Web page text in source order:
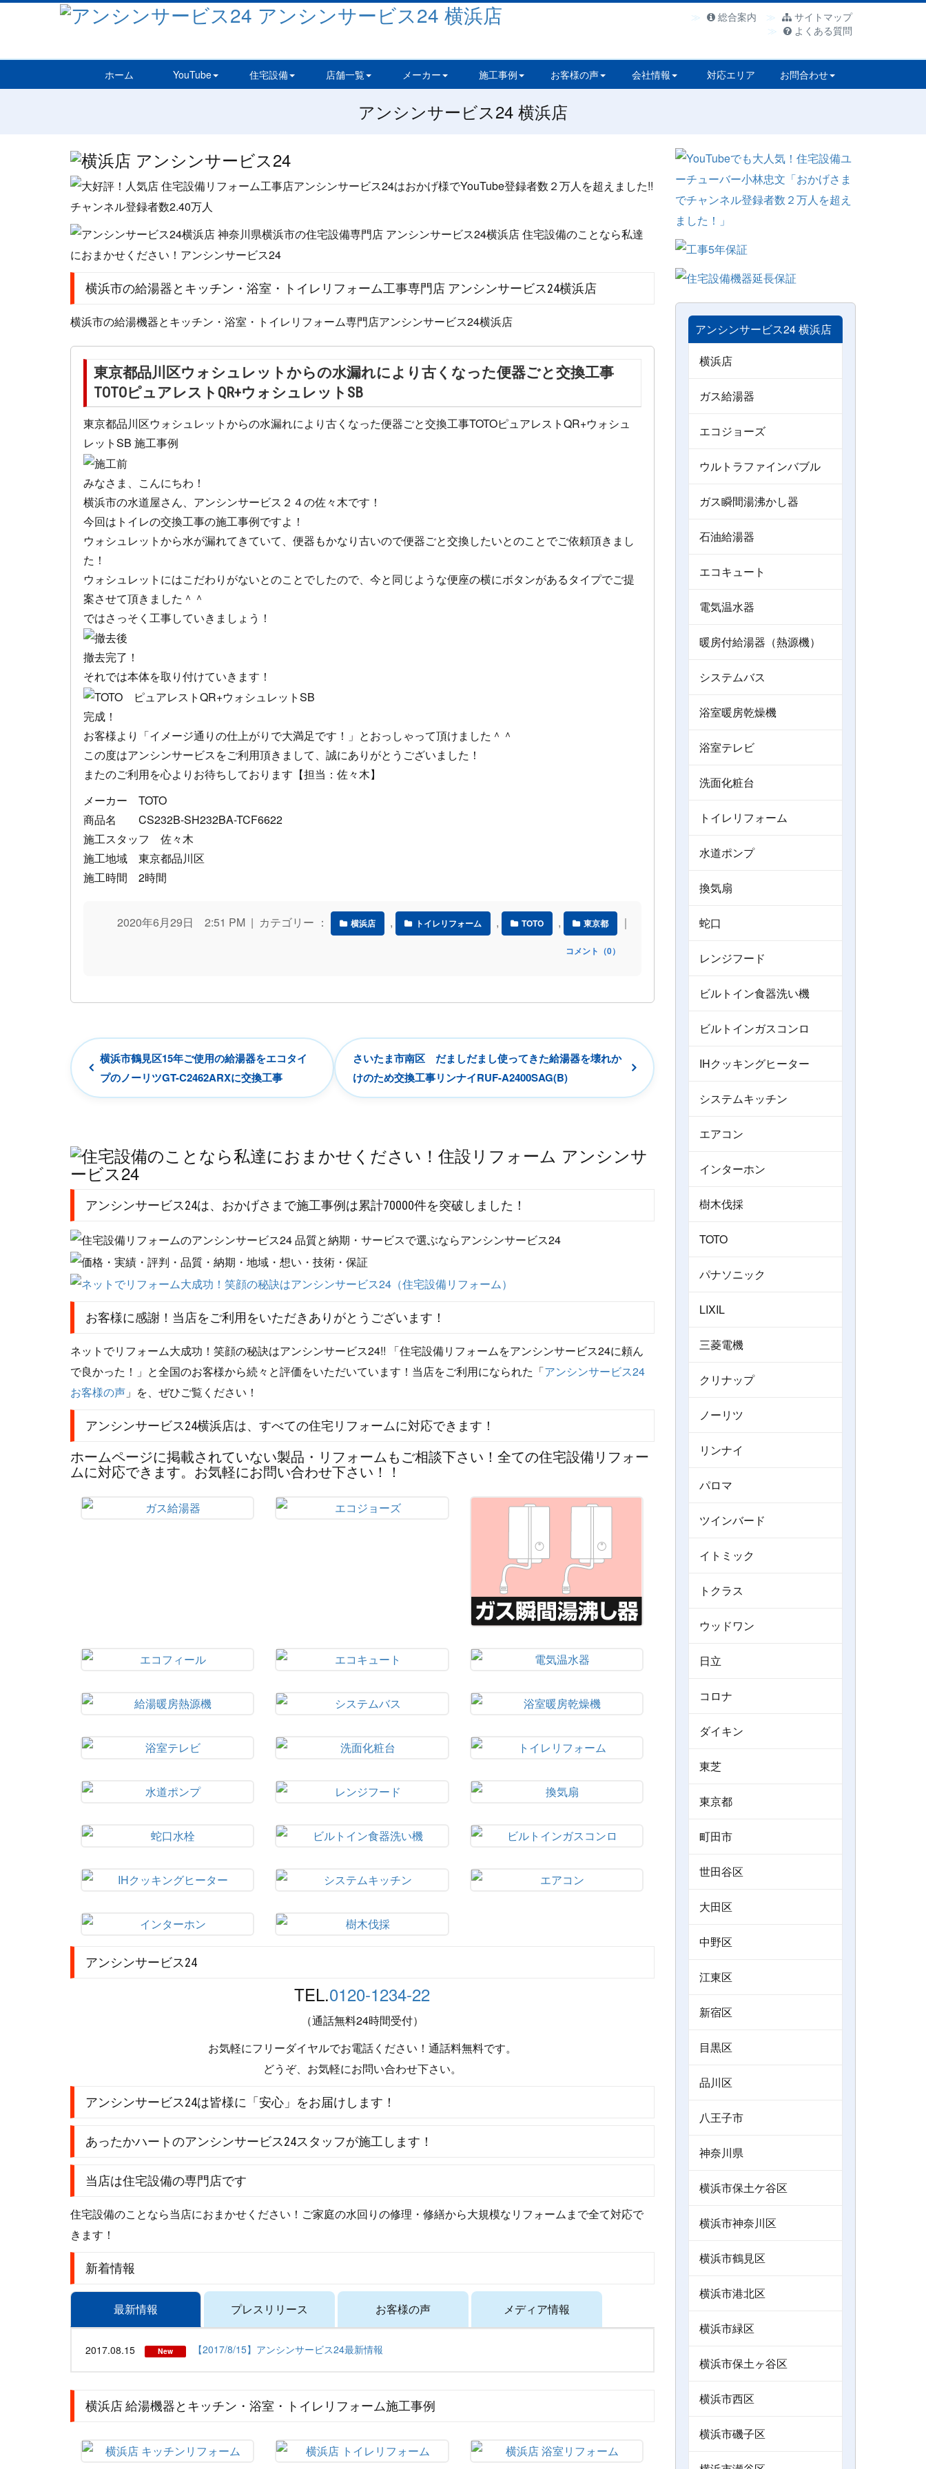
総合案内
サイトマップ
よくある質問
ホーム YouTube 住宅設備 店舗一覧 メーカー 施工事例 お客様の声 会社情報 対応エリア お問合わせ
アンシンサービス24 横浜店
横浜市の給湯器とキッチン・浴室・トイレリフォーム工事専門店 アンシンサービス24横浜店
横浜市の給湯機器とキッチン・浴室・トイレリフォーム専門店アンシンサービス24横浜店
東京都品川区ウォシュレットからの水漏れにより古くなった便器ごと交換工事
TOTOピュアレストQR+ウォシュレットSB
東京都品川区ウォシュレットからの水漏れにより古くなった便器ごと交換工事TOTOピュアレストQR+ウォシュ
レットSB 施工事例
みなさま、こんにちわ！
横浜市の水道屋さん、アンシンサービス２４の佐々木です！
今回はトイレの交換工事の施工事例ですよ！
ウォシュレットから水が漏れてきていて、便器もかなり古いので便器ごと交換したいとのことでご依頼頂きまし
た！
ウォシュレットにはこだわりがないとのことでしたので、今と同じような便座の横にボタンがあるタイプでご提
案させて頂きました＾＾
ではさっそく工事していきましょう！
撤去完了！
それでは本体を取り付けていきます！
完成！
お客様より「イメージ通りの仕上がりで大満足です！」とおっしゃって頂けました＾＾
この度はアンシンサービスをご利用頂きまして、誠にありがとうございました！
またのご利用を心よりお待ちしております【担当：佐々木】
メーカー TOTO
商品名 CS232B-SH232BA-TCF6622
施工スタッフ 佐々木
施工地域 東京都品川区
施工時間 2時間
2020年6月29日 2:51 PM | カテゴリー ： 横浜店 , トイレリフォーム , TOTO , 東京都 ｜
コメント（0）
横浜市鶴見区15年ご使用の給湯器をエコタイ
プのノーリツGT-C2462ARXに交換工事
さいたま市南区 だましだまし使ってきた給湯器を壊れか
けのため交換工事リンナイRUF-A2400SAG(B)
アンシンサービス24は、おかげさまで施工事例は累計70000件を突破しました！
お客様に感謝！当店をご利用をいただきありがとうございます！
ネットでリフォーム大成功！笑顔の秘訣はアンシンサービス24!! 「住宅設備リフォームをアンシンサービス24に頼ん
で良かった！」と全国のお客様から続々と評価をいただいています！当店をご利用になられた「アンシンサービス24
お客様の声 」を、ぜひご覧ください！
アンシンサービス24横浜店は、すべての住宅リフォームに対応できます！
ホームページに掲載されていない製品・リフォームもご相談下さい！全ての住宅設備リフォー
ムに対応できます。お気軽にお問い合わせ下さい！！
アンシンサービス24
TEL.0120-1234-22
（通話無料24時間受付）
お気軽にフリーダイヤルでお電話ください！通話料無料です。
どうぞ、お気軽にお問い合わせ下さい。
アンシンサービス24は皆様に「安心」をお届けします！
あったかハートのアンシンサービス24スタッフが施工します！
当店は住宅設備の専門店です
住宅設備のことなら当店におまかせください！ご家庭の水回りの修理・修繕から大規模なリフォームまで全て対応で
きます！
新着情報
最新情報 プレスリリース お客様の声 メディア情報
2017.08.15 New 【2017/8/15】アンシンサービス24最新情報
横浜店 給湯機器とキッチン・浴室・トイレリフォーム施工事例
アンシンサービス24 横浜店
横浜店
ガス給湯器
エコジョーズ
ウルトラファインバブル
ガス瞬間湯沸かし器
石油給湯器
エコキュート
電気温水器
暖房付給湯器（熱源機）
システムバス
浴室暖房乾燥機
浴室テレビ
洗面化粧台
トイレリフォーム
水道ポンプ
換気扇
蛇口
レンジフード
ビルトイン食器洗い機
ビルトインガスコンロ
IHクッキングヒーター
システムキッチン
エアコン
インターホン
樹木伐採
TOTO
パナソニック
LIXIL
三菱電機
クリナップ
ノーリツ
リンナイ
パロマ
ツインバード
イトミック
トクラス
ウッドワン
日立
コロナ
ダイキン
東芝
東京都
町田市
世田谷区
大田区
中野区
江東区
新宿区
目黒区
品川区
八王子市
神奈川県
横浜市保土ケ谷区
横浜市神奈川区
横浜市鶴見区
横浜市港北区
横浜市緑区
横浜市保土ヶ谷区
横浜市西区
横浜市磯子区